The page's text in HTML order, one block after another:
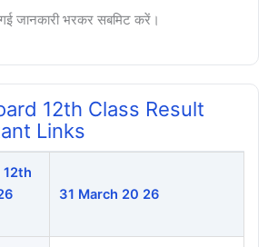
जानकारी भरकर सबमिट करें।
12th Class Result
Links
12th
31 March 20 26